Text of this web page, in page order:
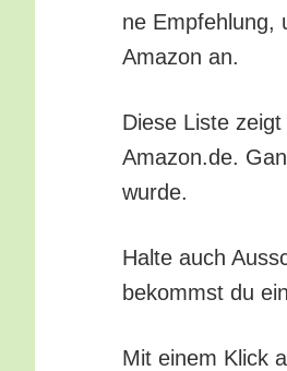
ne Emp­feh­lung,
Ama­zon an.
Die­se Lis­te
Amazon.de.
wurde.
Hal­te auch
bekommst du
Mit einem Klick